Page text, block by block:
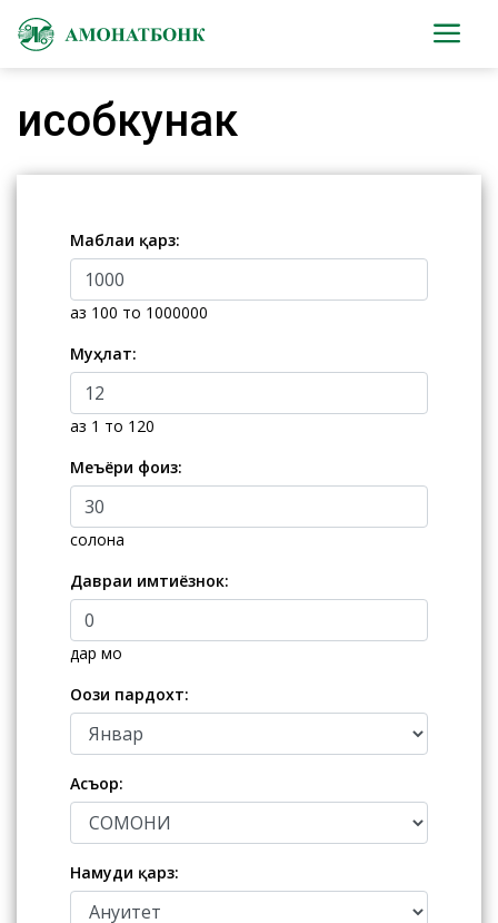
Ҳисобкунак
Маблағи қарз:
аз 100 то 1000000
Муҳлат:
аз 1 то 120
Меъёри фоиз:
солона
Давраи имтиёзнок:
дар моҳ
Оғози пардохт:
Асъор:
Намуди қарз: